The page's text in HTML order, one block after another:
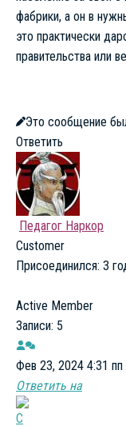
фабрики, а он в
это практически
правительства или
Это сообщение
Ответить
Педагог Наркор
Customer
Присоединился: 3
Active Member
Записи: 5
Фев 23, 2024 4:31 пп
Ответить на